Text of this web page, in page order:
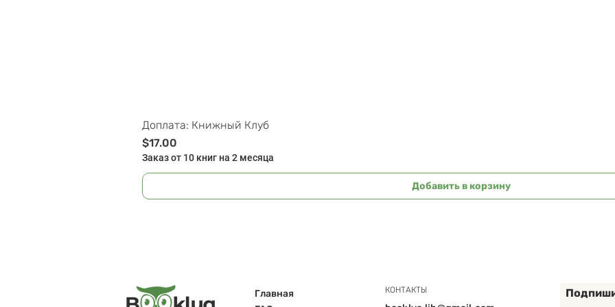
Доплата: Книжный Клуб
Цена
$17.00
Заказ от 10 книг на 2 месяца
Добавить в корзину
Главная
КОНТАКТЫ